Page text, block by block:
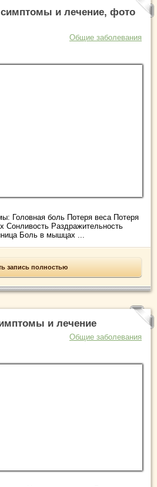
и лечение, фото
Общие заболевания
Головная боль Потеря веса Потеря
Сонливость Раздражительность
Боль в мышцах ...
запись полностью
и лечение
Общие заболевания